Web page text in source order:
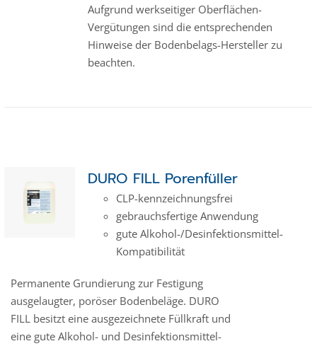
Aufgrund werkseitiger Oberflächen-
Vergütungen sind die entsprechenden
Hinweise der Bodenbelags-Hersteller zu
beachten.
DURO FILL Porenfüller
CLP-kenn­zeich­­nungs­frei
gebrauchsfertige Anwendung
gute Alkohol-/Desinfektionsmittel-
Kompatibilität
Permanente Grundierung zur Festigung
ausgelaugter, poröser Bodenbeläge. DURO
FILL besitzt eine ausgezeichnete Füllkraft und
eine gute Alkohol- und Desinfektionsmittel-